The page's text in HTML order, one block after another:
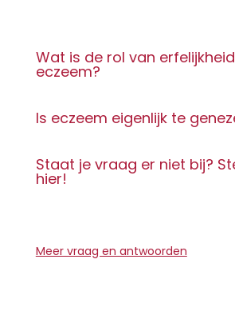
Wat is de rol van
eczeem?
Is eczeem eigenlijk te
Staat je vraag er niet bij?
hier!
Meer vraag en antwoorden